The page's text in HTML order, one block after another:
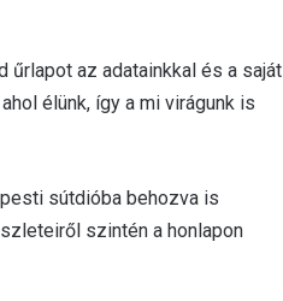
űrlapot az adatainkkal és a saját
élünk, így a mi virágunk is
sútdióba behozva is
szintén a honlapon